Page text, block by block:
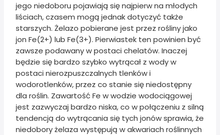
jego niedoboru pojawiają się najpierw na młodych
liściach, czasem mogą jednak dotyczyć także
starszych. Żelazo pobierane jest przez rośliny jako
jon Fe(2+) lub Fe(3+). Pierwiastek ten powinien być
zawsze podawany w postaci chelatów. Inaczej
będzie się bardzo szybko wytrącał z wody w
postaci nierozpuszczalnych tlenków i
wodorotlenków, przez co stanie się niedostępny
dla roślin. Zawartość Fe w wodzie wodociągowej
jest zazwyczaj bardzo niska, co w połączeniu z silną
tendencją do wytrącania się tych jonów sprawia, że
niedobory żelaza występują w akwariach roślinnych